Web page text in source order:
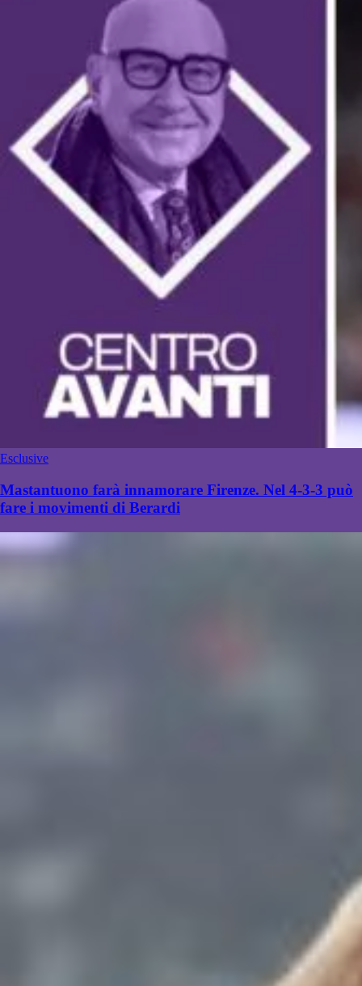
Esclusive
Mastantuono farà innamorare Firenze. Nel 4-3-3 può
fare i movimenti di Berardi